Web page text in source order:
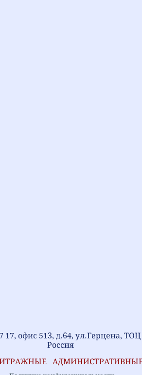
17, офис 513, д.64, ул.Герцена,
Россия